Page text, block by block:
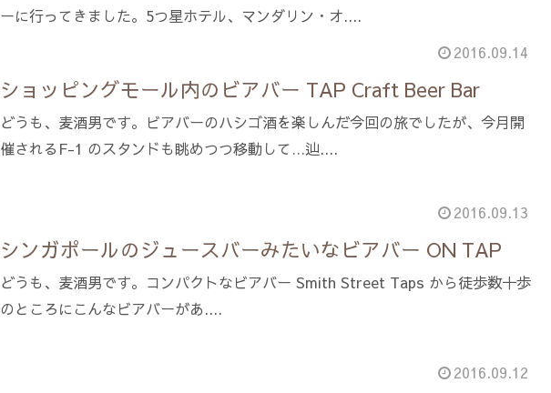
ーに行ってきました。5つ星ホテル、マンダリン・オ....
2016.09.14
ショッピングモール内のビアバー TAP Craft Beer Bar
どうも、麦酒男です。ビアバーのハシゴ酒を楽しんだ今回の旅でしたが、今月開
催されるF-1 のスタンドも眺めつつ移動して…辿....
2016.09.13
シンガポールのジュースバーみたいなビアバー ON TAP
どうも、麦酒男です。コンパクトなビアバー Smith Street Taps から徒歩数十歩
のところにこんなビアバーがあ....
2016.09.12